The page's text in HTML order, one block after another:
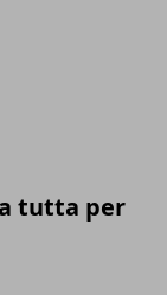
tutta per